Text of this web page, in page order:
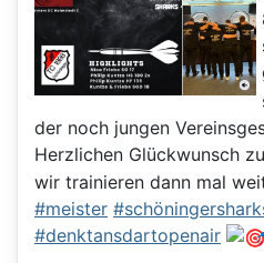
der noch jungen
Herzlichen Glückwunsch
wir trainieren dann mal
#meister
#denktansdartopenair